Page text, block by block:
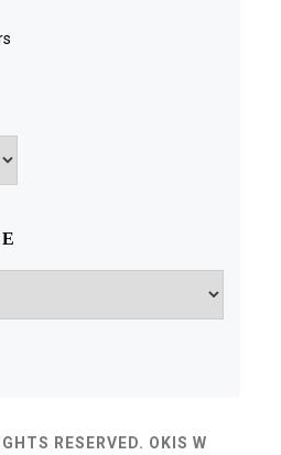
RESERVED. OKIS W